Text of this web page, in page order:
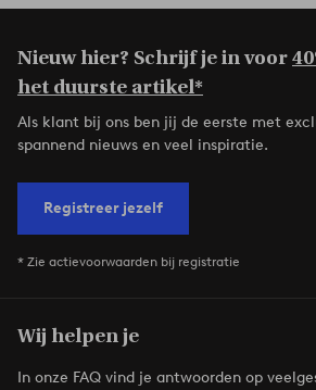
Nieuw hier? Schrijf je in voor
het duurste artikel*
Als klant bij ons ben jij de eerste met
spannend nieuws en veel inspiratie.
Registreer jezelf
* Zie actievoorwaarden bij registratie
Wij helpen je
In onze FAQ vind je antwoorden op